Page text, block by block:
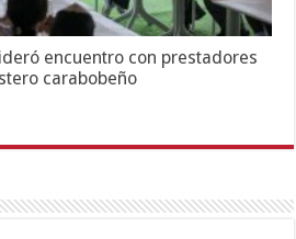
encuentro con prestadores
carabobeño